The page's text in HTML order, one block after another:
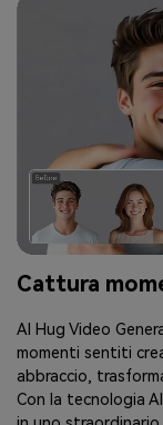
Cattura
AI Hug Video
momenti sentiti
abbraccio,
Con la tecnologia